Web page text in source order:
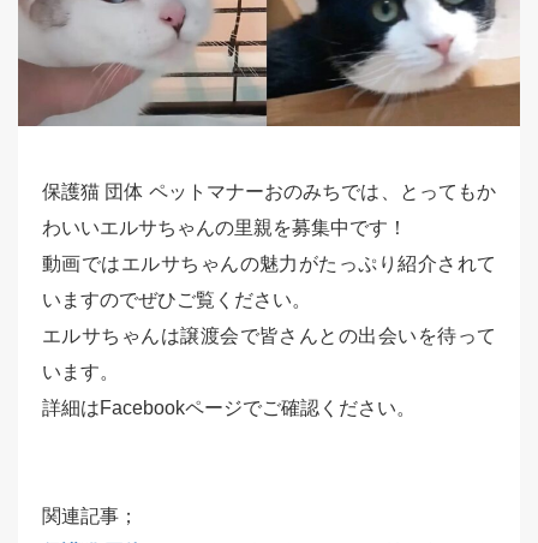
保護猫 団体 ペットマナーおのみちでは、とってもか
わいいエルサちゃんの里親を募集中です！
動画ではエルサちゃんの魅力がたっぷり紹介されて
いますのでぜひご覧ください。
エルサちゃんは譲渡会で皆さんとの出会いを待って
います。
詳細はFacebookページでご確認ください。
関連記事；